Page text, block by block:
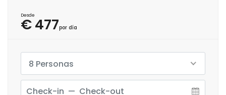
Desde
€ 477por día
8 Personas